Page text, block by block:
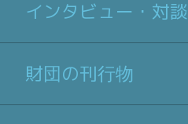
インタビュー・対談
財団の刊行物